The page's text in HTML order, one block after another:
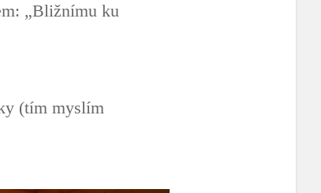
„Bližnímu ku
(tím myslím